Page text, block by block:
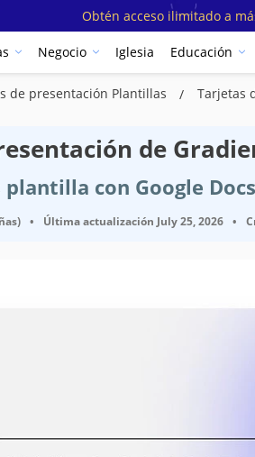
Obtén acceso ilimitado a
Negocio Iglesia Educación
de presentación Plantillas Tarjetas
de
con Google
• Última actualización July 25, 2026 •